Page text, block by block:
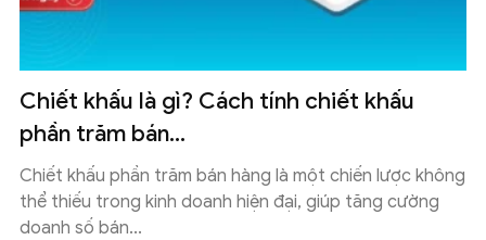
Chiết khấu là gì? Cách tính chiết khấu
phần trăm bán...
Chiết khấu phần trăm bán hàng là một chiến lược không
thể thiếu trong kinh doanh hiện đại, giúp tăng cường
doanh số bán...